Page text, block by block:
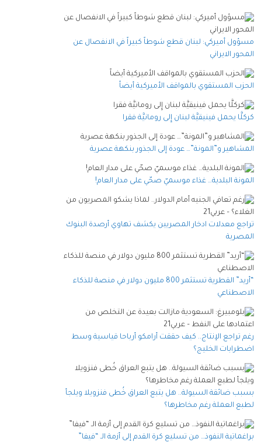
مسؤول أميركي: لبنان قطع شوطاً كبيراً في الانفصال عن
المحور الايراني
الحزب المستقوي بالمواقف الأميركية أيضاً
كركلَّا يحمل فينيقيَّة لبنان إِلى رومانيَّة فقرا
المشاهير و”المونة”… عودة إلى الجذور بنكهة عصرية
المونة البلدية… غذاء موسميّ صحّي على مدار العام!
تراجع معدلات ادخار المصريين يكشف تهاوي أرصدة البنوك
المصرية
“أريد” القطرية تستثمر 800 مليون دولار في منصة للذكاء
الاصطناعي
رغم تراجع الإنتاج.. كيف حققت أرامكو أرباحا قياسية وسط
اضطرابات الخليج؟
بسبب ضائقة السيولة.. هل يتبع العراق خُطى فنزويلا ويلجأ
لطبع العملة رغم مخاطرها؟
براغماتية النفوذ… من تسليع كرة القدم إلى أزمة الـ “فيفا”